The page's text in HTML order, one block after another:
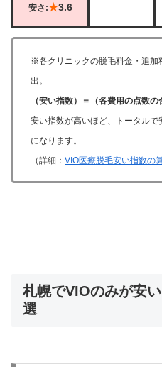
安さ:★3.6
※各クリニックの脱毛料金・追加
出。
（安い指数）＝（各費用の点数
安い指数が高いほど、トータル
になります。
（詳細： VIO医療脱毛安い指数の
札幌でVIOのみが安
選